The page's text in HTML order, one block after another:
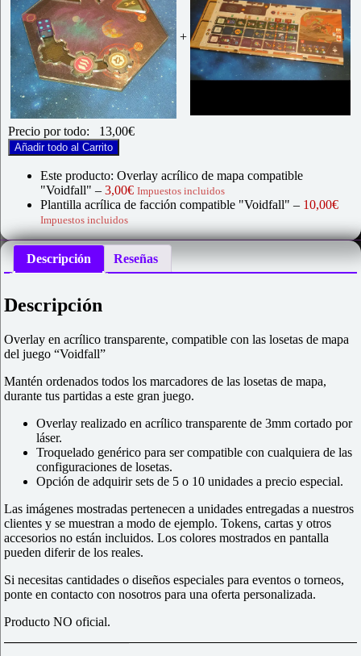
+
Precio por todo: 13,00€
Añadir todo al Carrito
Este producto: Overlay acrílico de mapa compatible
"Voidfall" – 3,00€ Impuestos incluidos
Plantilla acrílica de facción compatible "Voidfall" – 10,00€
Impuestos incluidos
Descripción Reseñas
Descripción
Overlay en acrílico transparente, compatible con las losetas de mapa
del juego “Voidfall”
Mantén ordenados todos los marcadores de las losetas de mapa,
durante tus partidas a este gran juego.
Overlay realizado en acrílico transparente de 3mm cortado por
láser.
Troquelado genérico para ser compatible con cualquiera de las
configuraciones de losetas.
Opción de adquirir sets de 5 o 10 unidades a precio especial.
Las imágenes mostradas pertenecen a unidades entregadas a nuestros
clientes y se muestran a modo de ejemplo. Tokens, cartas y otros
accesorios no están incluidos. Los colores mostrados en pantalla
pueden diferir de los reales.
Si necesitas cantidades o diseños especiales para eventos o torneos,
ponte en contacto con nosotros para una oferta personalizada.
Producto NO oficial.